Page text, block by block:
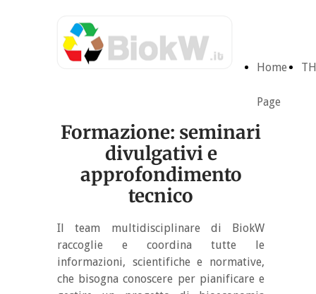
Home
Page
Formazione: seminari
divulgativi e
approfondimento
tecnico
Il team multidisciplinare di BiokW
raccoglie e coordina tutte le
informazioni, scientifiche e normative,
che bisogna conoscere per pianificare e